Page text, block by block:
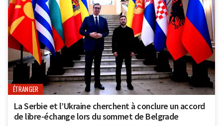
ÉTRANGER
La Serbie et l’Ukraine cherchent à conclure un accord
de libre-échange lors du sommet de Belgrade